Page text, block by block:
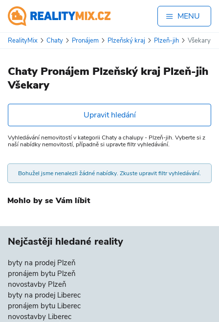
MENU
RealityMix Chaty Pronájem Plzeňský kraj Plzeň-jih Všekary
Chaty Pronájem Plzeňský kraj Plzeň-jih
Všekary
Upravit hledání
Vyhledávání nemovitostí v kategorii Chaty a chalupy - Plzeň-jih. Vyberte si z
naší nabídky nemovitostí, případně si upravte filtr vyhledávání.
Bohužel jsme nenalezli žádné nabídky. Zkuste upravit filtr vyhledávání.
Mohlo by se Vám líbit
Nejčastěji hledané reality
byty na prodej Plzeň
pronájem bytu Plzeň
novostavby Plzeň
byty na prodej Liberec
pronájem bytu Liberec
novostavby Liberec